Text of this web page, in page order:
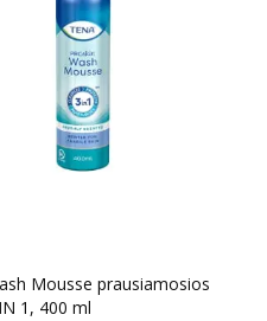
Mousse prausiamosios
1, 400 ml